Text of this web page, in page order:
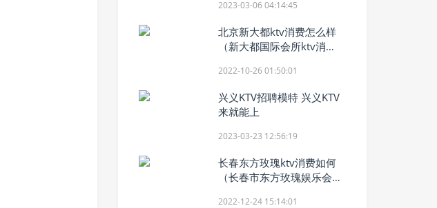
2023-03-06 04:14:45
北京新大都ktv消费怎么样
（新大都国际会所ktv消
2022-10-26 01:50:01
兴义KTV招聘模特 兴义KTV
来就能上
2023-03-23 12:56:19
长春东方玫瑰ktv消费如何
（长春市东方玫瑰娱乐会
2022-12-24 15:14:01